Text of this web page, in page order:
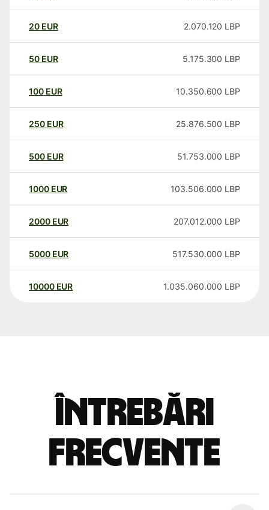
20 EUR 2.070.120 LBP
50 EUR 5.175.300 LBP
100 EUR 10.350.600 LBP
250 EUR 25.876.500 LBP
500 EUR 51.753.000 LBP
1000 EUR 103.506.000 LBP
2000 EUR 207.012.000 LBP
5000 EUR 517.530.000 LBP
10000 EUR 1.035.060.000 LBP
Întrebări
frecvente